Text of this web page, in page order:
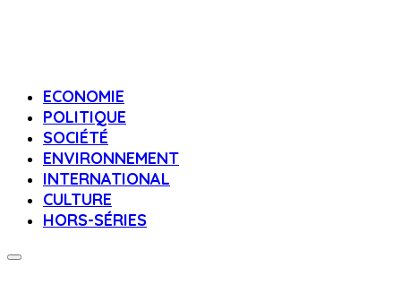
ECONOMIE
POLITIQUE
SOCIÉTÉ
ENVIRONNEMENT
INTERNATIONAL
CULTURE
HORS-SÉRIES